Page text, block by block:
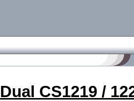
Dual CS1219 /